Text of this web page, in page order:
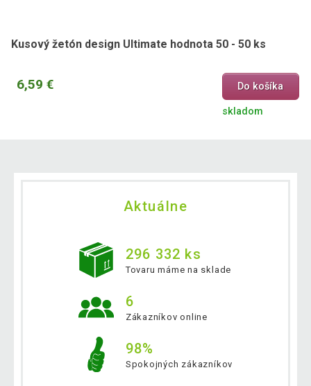
Kusový žetón design Ultimate hodnota 50 - 50 ks
6,59 € Do košíka
skladom
Aktuálne
296 332 ks
Tovaru máme na sklade
6
Zákazníkov online
98%
Spokojných zákazníkov